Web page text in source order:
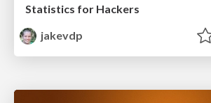
Statistics for Hackers
jakevdp